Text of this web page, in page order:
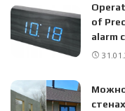
of
alarm
Можно